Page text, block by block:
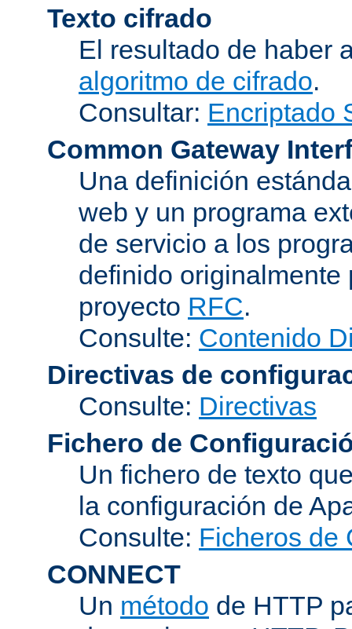
Texto cifrado
El resultado de haber
algoritmo de cifrado.
Consultar: Encriptado
Common Gateway
Una definición
web y un programa
de servicio a los
definido
proyecto RFC.
Consulte: Contenido
Directivas de
Consulte: Directivas
Fichero de
Un fichero de texto
la configuración de
Consulte: Ficheros de
CONNECT
Un método de HTTP